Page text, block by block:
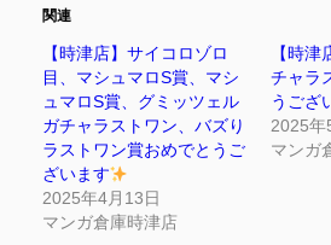
関連
【時津店】サイコロゾロ
目、マシュマロS賞、マシ
ュマロS賞、グミッツェル
ガチャラストワン、バズり
ラストワン賞おめでとうご
ざいます
2025年4月13日
マンガ倉庫時津店
【時
チャラ
うござ
2025年
マンガ